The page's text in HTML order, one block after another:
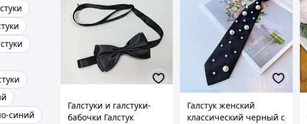
синий
Галстуки и галстуки-
бабочки Галстук
Галстук женский
классический черный с